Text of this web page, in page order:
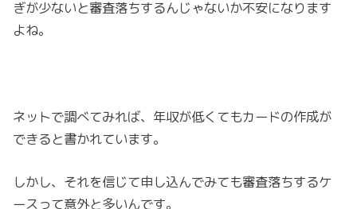
ぎが少ないと審査落ちするんじゃないか不安になります
よね。
ネットで調べてみれば、年収が低くてもカードの作成が
できると書かれています。
しかし、それを信じて申し込んでみても審査落ちするケ
ースって意外と多いんです。